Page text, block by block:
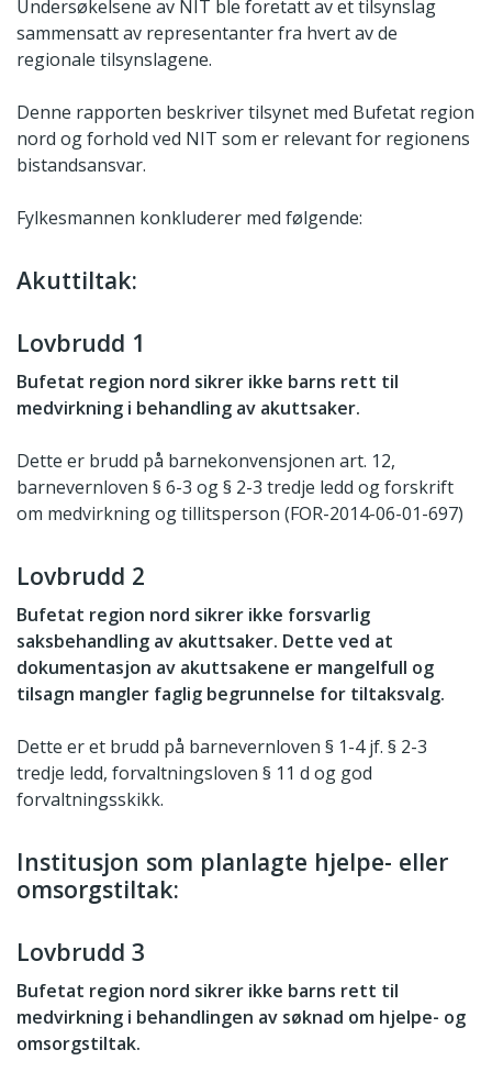
Undersøkelsene av NIT ble foretatt av et tilsynslag
sammensatt av representanter fra hvert av de
regionale tilsynslagene.
Denne rapporten beskriver tilsynet med Bufetat region
nord og forhold ved NIT som er relevant for regionens
bistandsansvar.
Fylkesmannen konkluderer med følgende:
Akuttiltak:
Lovbrudd 1
Bufetat region nord sikrer ikke barns rett til
medvirkning i behandling av akuttsaker.
Dette er brudd på barnekonvensjonen art. 12,
barnevernloven § 6-3 og § 2-3 tredje ledd og forskrift
om medvirkning og tillitsperson (FOR-2014-06-01-697)
Lovbrudd 2
Bufetat region nord sikrer ikke forsvarlig
saksbehandling av akuttsaker. Dette ved at
dokumentasjon av akuttsakene er mangelfull og
tilsagn mangler faglig begrunnelse for tiltaksvalg.
Dette er et brudd på barnevernloven § 1-4 jf. § 2-3
tredje ledd, forvaltningsloven § 11 d og god
forvaltningsskikk.
Institusjon som planlagte hjelpe- eller
omsorgstiltak:
Lovbrudd 3
Bufetat region nord sikrer ikke barns rett til
medvirkning i behandlingen av søknad om hjelpe- og
omsorgstiltak.